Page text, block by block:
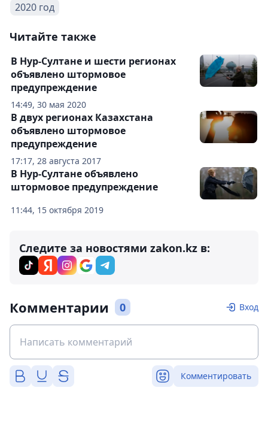
2020 год
Читайте также
14:49, 30 мая 2020
В Нур-Султане и шести регионах
объявлено штормовое
предупреждение
17:17, 28 августа 2017
В двух регионах Казахстана
объявлено штормовое
предупреждение
11:44, 15 октября 2019
В Нур-Султане объявлено
штормовое предупреждение
Следите за новостями zakon.kz в:
Комментарии 0 Вход
Комментировать